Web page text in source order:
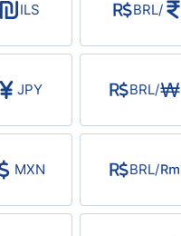
ILS BRL/
JPY BRL/
MXN BRL/